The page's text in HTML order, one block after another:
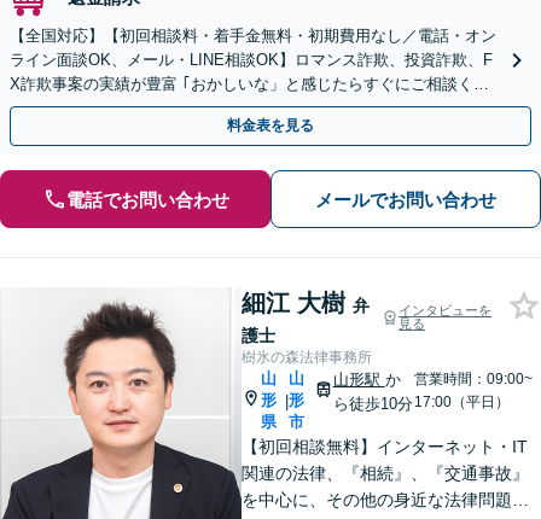
【全国対応】【初回相談料・着手金無料・初期費用なし／電話・オン
ライン面談OK、メール・LINE相談OK】ロマンス詐欺、投資詐欺、F
X詐欺事案の実績が豊富 ｢おかしいな」と感じたらすぐにご相談くだ
さい。
料金表を見る
電話でお問い合わせ メールでお問い合わせ
細江 大樹 弁
護士
インタビューを
見る
樹氷の森法律事務所
山
形
県
|
山
形
市
山形駅 か
ら徒歩10分
営業時間：09:00~
17:00（平日）
【初回相談無料】インターネット・IT
関連の法律、『相続』、『交通事故』
を中心に、その他の身近な法律問題も